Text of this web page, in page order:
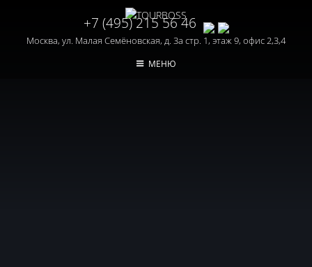
+7 (495) 215 56 46
Москва, ул. Малая Семёновская, д. 3а стр. 1, этаж 9, офис 2,3,4
МЕНЮ